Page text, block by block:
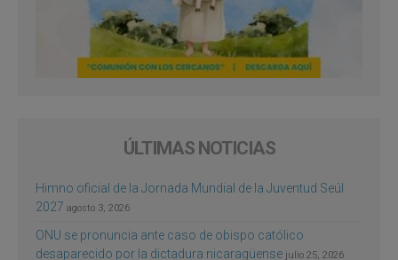
ÚLTIMAS NOTICIAS
Himno oficial de la Jornada Mundial de la Juventud Seúl
2027 agosto 3, 2026
ONU se pronuncia ante caso de obispo católico
desaparecido por la dictadura nicaragüense julio 25, 2026